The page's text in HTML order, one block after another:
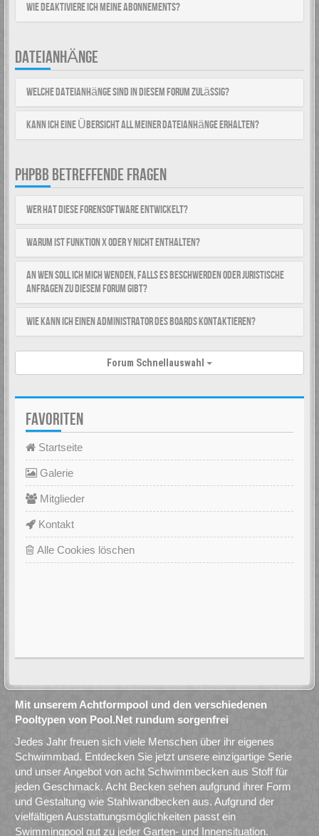
Wie deaktiviere ich meine Abonnements?
DATEIANHÄNGE
Welche Dateianhänge sind in diesem Forum zulässig?
Kann ich eine Übersicht all meiner Dateianhänge erhalten?
PHPBB BETREFFENDE FRAGEN
Wer hat diese Forensoftware entwickelt?
Warum ist Funktion x oder y nicht enthalten?
An wen soll ich mich wenden, falls es Beschwerden oder juristische
Anfragen zu diesem Forum gibt?
Wie kann ich einen Administrator des Boards kontaktieren?
Forum Schnellauswahl
FAVORITEN
Startseite
Galerie
Mitglieder
Kontakt
Alle Cookies löschen
Mit unserem Achtformpool und den verschiedenen
Pooltypen von Pool.Net rundum sorgenfrei
Jedes Jahr freuen sich viele Menschen über ihr eigenes
Schwimmbad. Entdecken Sie jetzt unsere einzigartige Serie
und unser Angebot von acht Schwimmbecken aus Stoff für
jeden Geschmack. Acht Becken sehen aufgrund ihrer Form
und Gestaltung wie Stahlwandbecken aus. Aufgrund der
vielfältigen Ausstattungsmöglichkeiten passt ein
Swimmingpool gut zu jeder Garten- und Innensituation.